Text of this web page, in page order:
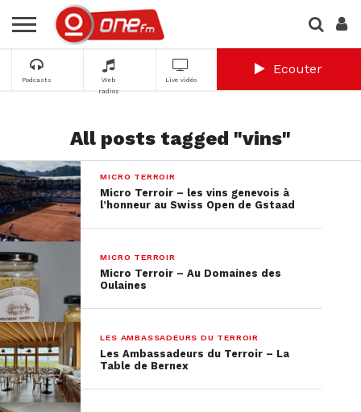
Podcasts
Web
radios
Live vidéo
Ecouter
All posts tagged "vins"
MICRO TERROIR
Micro Terroir – les vins genevois à
l’honneur au Swiss Open de Gstaad
MICRO TERROIR
Micro Terroir – Au Domaines des
Oulaines
LES AMBASSADEURS DU TERROIR
Les Ambassadeurs du Terroir – La
Table de Bernex